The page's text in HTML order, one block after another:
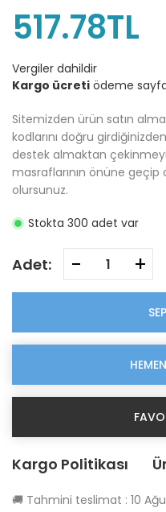
517.78TL
Vergiler dahildir
Kargo ücreti ödeme
Sitemizden ürün satın
kodlarını doğru
destek almaktan
masraflarının önüne
olursunuz.
Stokta 300 adet var
Adet: - +
Kargo Politikası
🚚 Tahmini teslimat : 10